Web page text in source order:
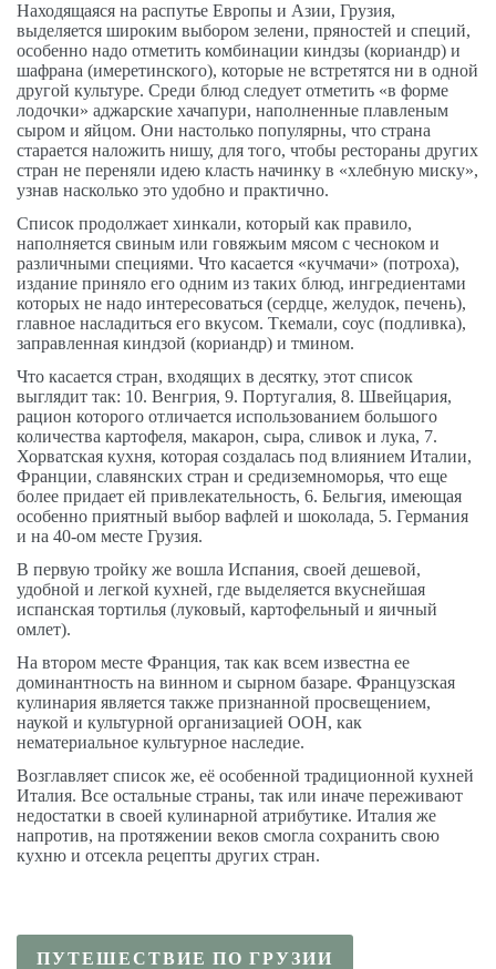
Находящаяся на распутье Европы и Азии, Грузия,
выделяется широким выбором зелени, пряностей и специй,
особенно надо отметить комбинации киндзы (кориандр) и
шафрана (имеретинского), которые не встретятся ни в одной
другой культуре. Среди блюд следует отметить «в форме
лодочки» аджарские хачапури, наполненные плавленым
сыром и яйцом. Они настолько популярны, что страна
старается наложить нишу, для того, чтобы рестораны других
стран не переняли идею класть начинку в «хлебную миску»,
узнав насколько это удобно и практично.
Список продолжает хинкали, который как правило,
наполняется свиным или говяжьим мясом с чесноком и
различными специями. Что касается «кучмачи» (потроха),
издание приняло его одним из таких блюд, ингредиентами
которых не надо интересоваться (сердце, желудок, печень),
главное насладиться его вкусом. Ткемали, соус (подливка),
заправленная киндзой (кориандр) и тмином.
Что касается стран, входящих в десятку, этот список
выглядит так: 10. Венгрия, 9. Португалия, 8. Швейцария,
рацион которого отличается использованием большого
количества картофеля, макарон, сыра, сливок и лука, 7.
Хорватская кухня, которая создалась под влиянием Италии,
Франции, славянских стран и средиземноморья, что еще
более придает ей привлекательность, 6. Бельгия, имеющая
особенно приятный выбор вафлей и шоколада, 5. Германия
и на 40-ом месте Грузия.
В первую тройку же вошла Испания, своей дешевой,
удобной и легкой кухней, где выделяется вкуснейшая
испанская тортилья (луковый, картофельный и яичный
омлет).
На втором месте Франция, так как всем известна ее
доминантность на винном и сырном базаре. Французская
кулинария является также признанной просвещением,
наукой и культурной организацией ООН, как
нематериальное культурное наследие.
Возглавляет список же, её особенной традиционной кухней
Италия. Все остальные страны, так или иначе переживают
недостатки в своей кулинарной атрибутике. Италия же
напротив, на протяжении веков смогла сохранить свою
кухню и отсекла рецепты других стран.
ПУТЕШЕСТВИЕ ПО ГРУЗИИ